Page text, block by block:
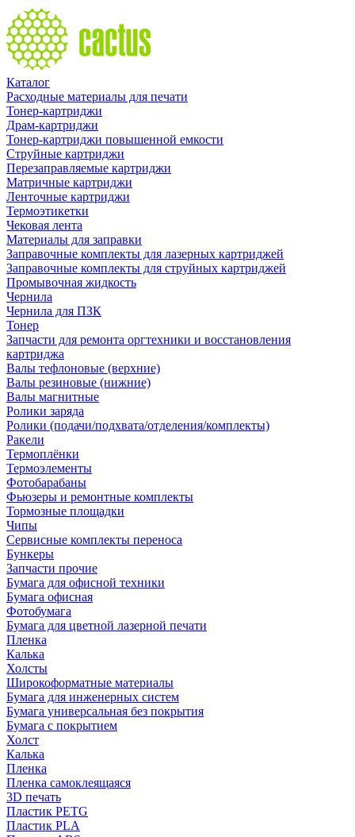
Каталог
Расходные материалы для печати
Тонер-картриджи
Драм-картриджи
Тонер-картриджи повышенной емкости
Струйные картриджи
Перезаправляемые картриджи
Матричные картриджи
Ленточные картриджи
Термоэтикетки
Чековая лента
Материалы для заправки
Заправочные комплекты для лазерных картриджей
Заправочные комплекты для струйных картриджей
Промывочная жидкость
Чернила
Чернила для ПЗК
Тонер
Запчасти для ремонта оргтехники и восстановления
картриджа
Валы тефлоновые (верхние)
Валы резиновые (нижние)
Валы магнитные
Ролики заряда
Ролики (подачи/подхвата/отделения/комплекты)
Ракели
Термоплёнки
Термоэлементы
Фотобарабаны
Фьюзеры и ремонтные комплекты
Тормозные площадки
Чипы
Сервисные комплекты переноса
Бункеры
Запчасти прочие
Бумага для офисной техники
Бумага офисная
Фотобумага
Бумага для цветной лазерной печати
Пленка
Калька
Холсты
Широкоформатные материалы
Бумага для инженерных систем
Бумага универсальная без покрытия
Бумага с покрытием
Холст
Калька
Пленка
Пленка самоклеящаяся
3D печать
Пластик PETG
Пластик PLA